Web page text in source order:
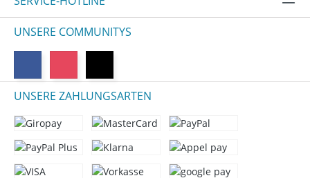
UNSERE COMMUNITYS
UNSERE ZAHLUNGSARTEN